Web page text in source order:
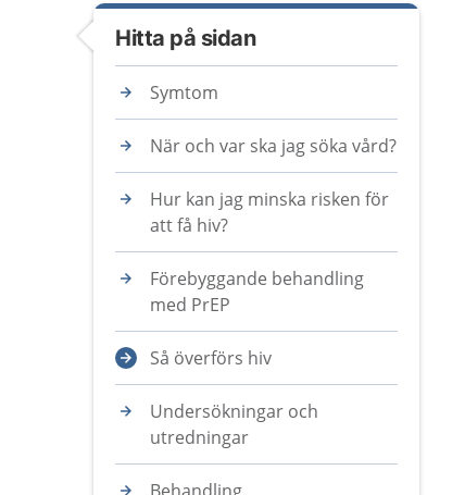
Hitta på sidan
Symtom
När och var ska jag söka vård?
Hur kan jag minska risken för
att få hiv?
Förebyggande behandling
med PrEP
Så överförs hiv
Undersökningar och
utredningar